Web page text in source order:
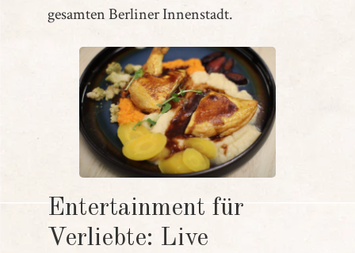
gesamten Berliner Innenstadt.
Entertainment für
Verliebte: Live